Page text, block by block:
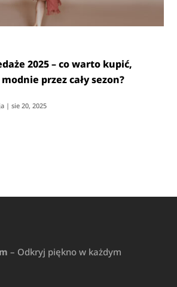
2025 – co warto kupić,
przez cały sezon?
|sie 20, 2025
– Odkryj piękno w każdym